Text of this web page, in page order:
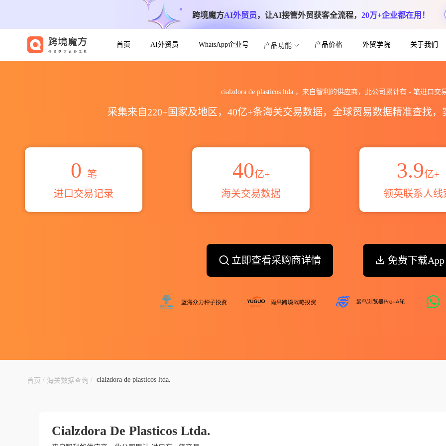
跨境魔方AI外贸员，让AI接管外贸获客全流程， 20万+企业都在用！
首页 AI外贸员 WhatsApp企业号 产品功能 产品价格 外贸学院 关于我们
cialzdora de plasticos ltda.，来自智利的供应商，此公司累计有 - 笔进口交
采集来自220+国家及地区，40亿+条海关交易数据，全球贸易数据精准查找
0 笔
进口交易记录
40亿+
海关交易数据
3.9亿+
领英联系人线
立即查看采购商详情 免费下载App
首页 / 海关数据查询 / cialzdora de plasticos ltda.
Cialzdora De Plasticos Ltda.